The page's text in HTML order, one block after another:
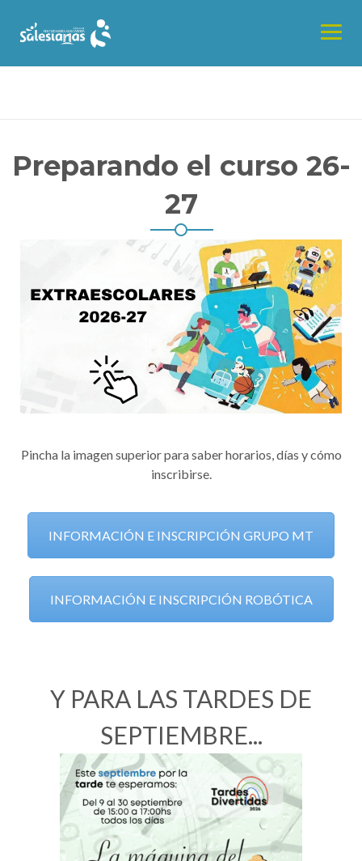
content
Preparando el curso 26-
27
Pincha la imagen superior para saber horarios, días y cómo
inscribirse.
INFORMACIÓN E INSCRIPCIÓN GRUPO MT
INFORMACIÓN E INSCRIPCIÓN ROBÓTICA
Y PARA LAS TARDES DE
SEPTIEMBRE...